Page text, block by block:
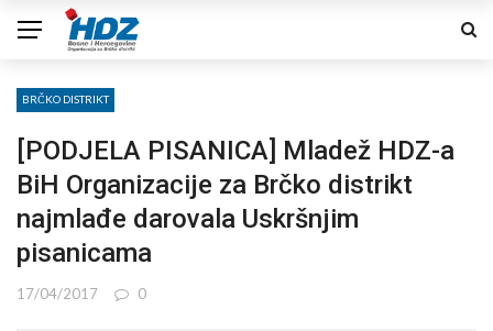
BRČKO DISTRIKT
[PODJELA PISANICA] Mladež HDZ-a
BiH Organizacije za Brčko distrikt
najmlađe darovala Uskršnjim
pisanicama
17/04/2017 0